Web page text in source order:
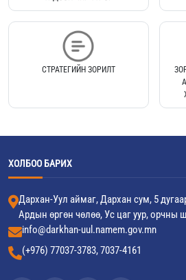
СТРАТЕГИЙН ЗОРИЛТ
ХОЛБОО БАРИХ
Дархан-Уул аймаг, Дархан сум, 5
Ардын өргөн чөлөө, Ус цаг уур, орчны
info@darkhan-uul.namem.gov.mn
(+976) 77037-3783, 7037-4161